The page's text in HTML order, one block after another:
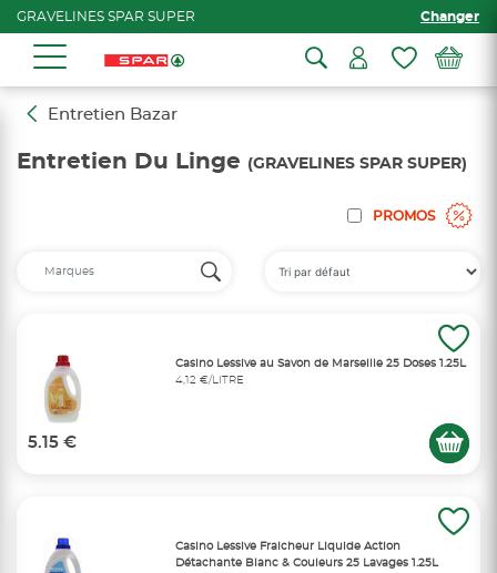
GRAVELINES SPAR SUPER Changer
Entretien Bazar
Entretien Du Linge (GRAVELINES SPAR SUPER)
PROMOS
Casino Lessive au Savon de Marseille 25 Doses 1.25L
4,12 €/LITRE
5.15 €
Casino Lessive Fraicheur Liquide Action
Détachante Blanc & Couleurs 25 Lavages 1.25L